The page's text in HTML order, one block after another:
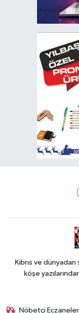
Kıbrıs ve
köşe
Nöbetçi Eczaneler